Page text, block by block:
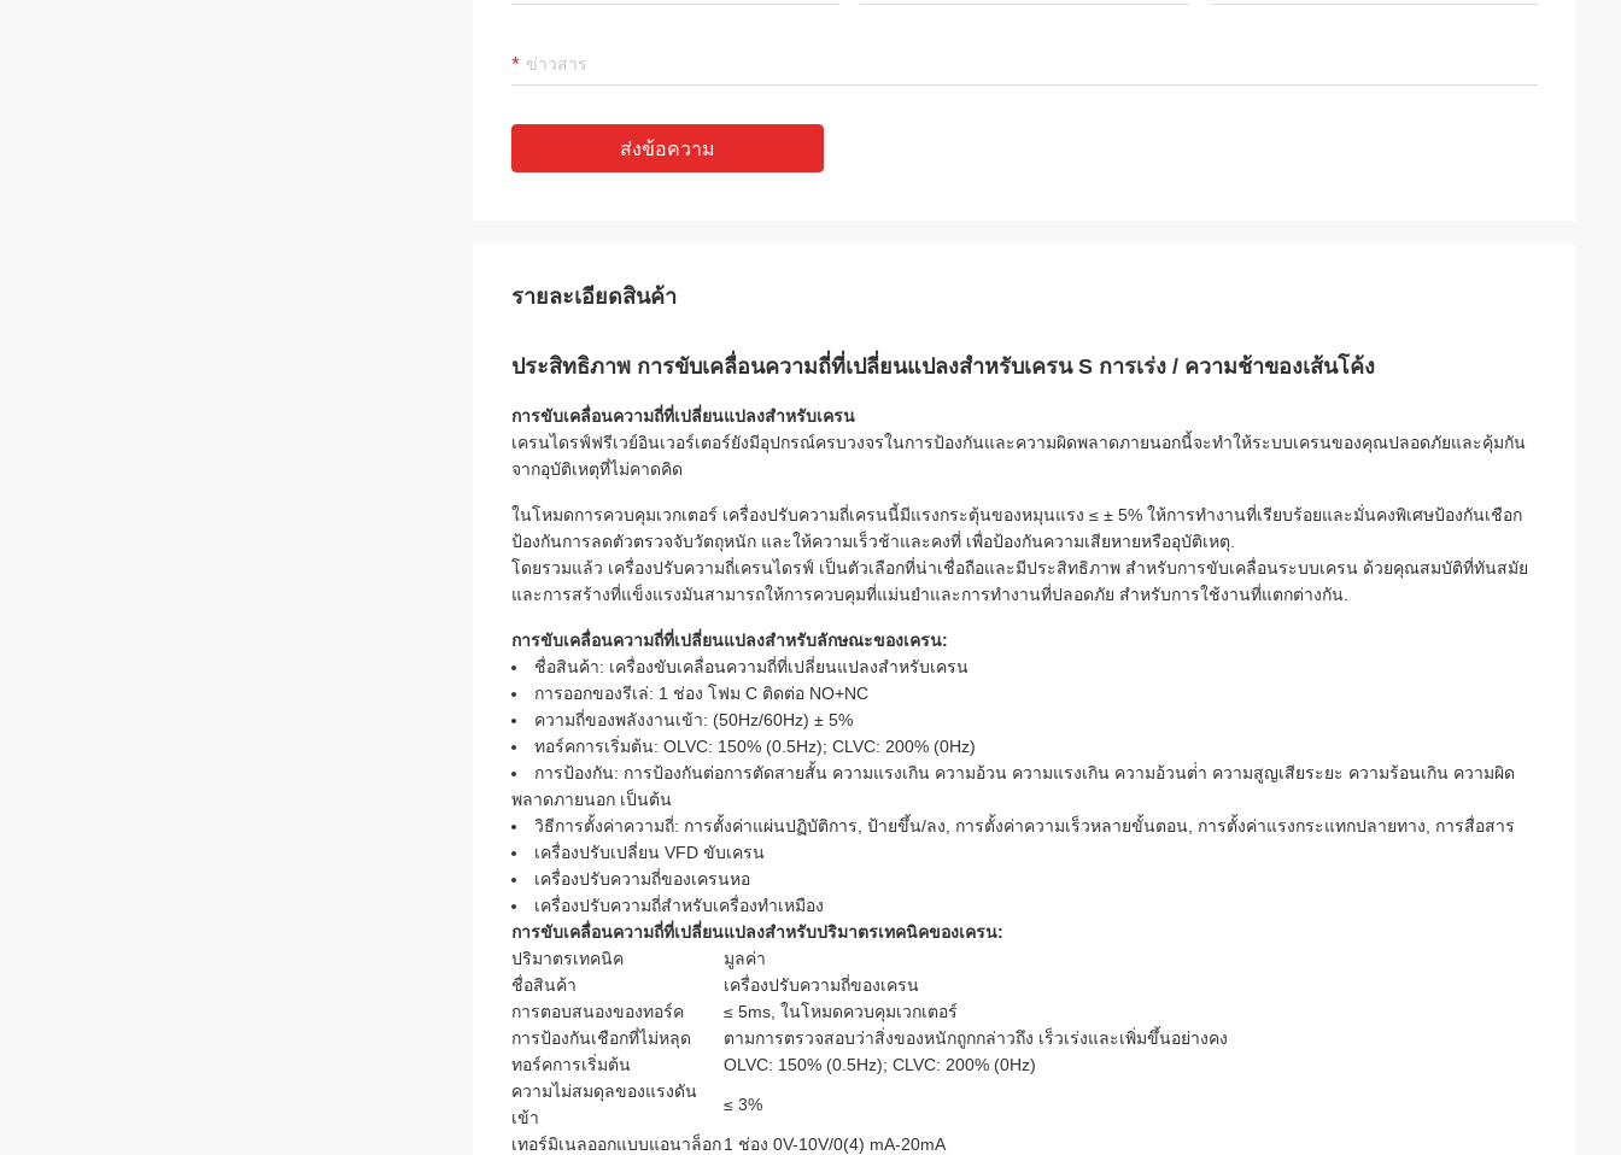
ส่งข้อความ
รายละเอียดสินค้า
ประสิทธิภาพ การขับเคลื่อนความถี่ที่เปลี่ยนแปลงสําหรับเครน S การเร่ง / ความช้าของเส้นโค้ง
การขับเคลื่อนความถี่ที่เปลี่ยนแปลงสําหรับเครน
เครนไดรฟ์ฟรีเวย์อินเวอร์เตอร์ยังมีอุปกรณ์ครบวงจรในการป้องกันและความผิดพลาดภายนอกนี้จะทําให้ระบบเครนของคุณปลอดภัยและคุ้มกัน
จากอุบัติเหตุที่ไม่คาดคิด
ในโหมดการควบคุมเวกเตอร์ เครื่องปรับความถี่เครนนี้มีแรงกระตุ้นของหมุนแรง ≤ ± 5% ให้การทํางานที่เรียบร้อยและมั่นคงพิเศษป้องกันเชือก
ป้องกันการลดตัวตรวจจับวัตถุหนัก และให้ความเร็วช้าและคงที่ เพื่อป้องกันความเสียหายหรืออุบัติเหตุ.
โดยรวมแล้ว เครื่องปรับความถี่เครนไดรฟ์ เป็นตัวเลือกที่น่าเชื่อถือและมีประสิทธิภาพ สําหรับการขับเคลื่อนระบบเครน ด้วยคุณสมบัติที่ทันสมัย
และการสร้างที่แข็งแรงมันสามารถให้การควบคุมที่แม่นยําและการทํางานที่ปลอดภัย สําหรับการใช้งานที่แตกต่างกัน.
การขับเคลื่อนความถี่ที่เปลี่ยนแปลงสําหรับลักษณะของเครน:
ชื่อสินค้า: เครื่องขับเคลื่อนความถี่ที่เปลี่ยนแปลงสําหรับเครน
การออกของรีเล่: 1 ช่อง โฟม C ติดต่อ NO+NC
ความถี่ของพลังงานเข้า: (50Hz/60Hz) ± 5%
ทอร์คการเริ่มต้น: OLVC: 150% (0.5Hz); CLVC: 200% (0Hz)
การป้องกัน: การป้องกันต่อการตัดสายสั้น ความแรงเกิน ความอ้วน ความแรงเกิน ความอ้วนต่ํา ความสูญเสียระยะ ความร้อนเกิน ความผิด
พลาดภายนอก เป็นต้น
วิธีการตั้งค่าความถี่: การตั้งค่าแผ่นปฏิบัติการ, ป้ายขึ้น/ลง, การตั้งค่าความเร็วหลายขั้นตอน, การตั้งค่าแรงกระแทกปลายทาง, การสื่อสาร
เครื่องปรับเปลี่ยน VFD ขับเครน
เครื่องปรับความถี่ของเครนหอ
เครื่องปรับความถี่สําหรับเครื่องทําเหมือง
การขับเคลื่อนความถี่ที่เปลี่ยนแปลงสําหรับปริมาตรเทคนิคของเครน:
ปริมาตรเทคนิค
มูลค่า
ชื่อสินค้า
เครื่องปรับความถี่ของเครน
การตอบสนองของทอร์ค
≤ 5ms, ในโหมดควบคุมเวกเตอร์
การป้องกันเชือกที่ไม่หลุด
ตามการตรวจสอบว่าสิ่งของหนักถูกกล่าวถึง เร็วเร่งและเพิ่มขึ้นอย่างคง
ทอร์คการเริ่มต้น
OLVC: 150% (0.5Hz); CLVC: 200% (0Hz)
ความไม่สมดุลของแรงดัน
เข้า
≤ 3%
เทอร์มิเนลออกแบบแอนาล็อก1 ช่อง 0V-10V/0(4) mA-20mA